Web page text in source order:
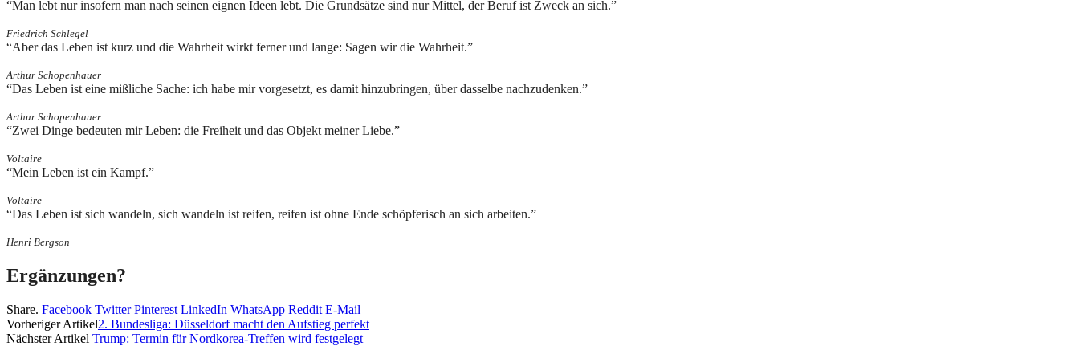
“Man lebt nur insofern man nach seinen eignen Ideen lebt. Die Grundsätze sind nur Mittel, der Beruf ist Zweck an sich.”
Friedrich Schlegel
“Aber das Leben ist kurz und die Wahrheit wirkt ferner und lange: Sagen wir die Wahrheit.”
Arthur Schopenhauer
“Das Leben ist eine mißliche Sache: ich habe mir vorgesetzt, es damit hinzubringen, über dasselbe nachzudenken.”
Arthur Schopenhauer
“Zwei Dinge bedeuten mir Leben: die Freiheit und das Objekt meiner Liebe.”
Voltaire
“Mein Leben ist ein Kampf.”
Voltaire
“Das Leben ist sich wandeln, sich wandeln ist reifen, reifen ist ohne Ende schöpferisch an sich arbeiten.”
Henri Bergson
Ergänzungen?
Share. Facebook Twitter Pinterest LinkedIn WhatsApp Reddit E-Mail
Vorheriger Artikel2. Bundesliga: Düsseldorf macht den Aufstieg perfekt
Nächster Artikel Trump: Termin für Nordkorea-Treffen wird festgelegt